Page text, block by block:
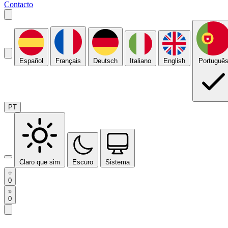
Contacto
Español Français Deutsch Italiano English Português
PT
Claro que sim Escuro Sistema
0
0